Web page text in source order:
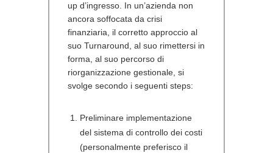
up d’ingresso. In un’azienda non
ancora soffocata da crisi
finanziaria, il corretto approccio al
suo Turnaround, al suo rimettersi in
forma, al suo percorso di
riorganizzazione gestionale, si
svolge secondo i seguenti steps:
Preliminare implementazione
del sistema di controllo dei costi
(personalmente preferisco il